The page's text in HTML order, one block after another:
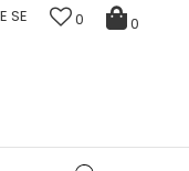
0
0
SE